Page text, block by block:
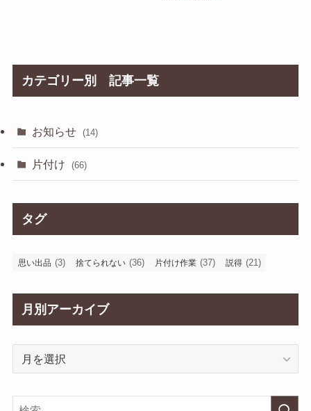
カテゴリー別 記事一覧
お知らせ (14)
片付け (66)
タグ
思い出品 (3) 捨てられない (36) 片付け作業 (37) 説得 (21)
月別アーカイブ
ー